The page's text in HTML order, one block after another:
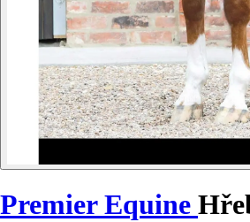
Premier Equine